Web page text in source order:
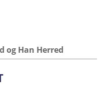
Han Herred